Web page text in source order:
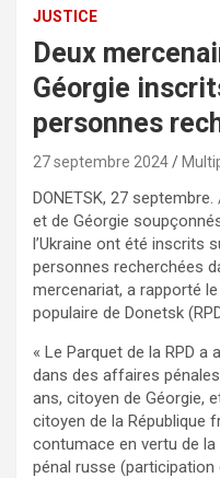
JUSTICE
Deux
Géorgie
personnes
27 septembre 2024
DONETSK, 27
et de Géorgie
l’Ukraine ont été inscrits
personnes recherchées
mercenariat, a rapporté
populaire de Donetsk
« Le Parquet de la RPD a
dans des affaires
ans, citoyen de Géorgie,
citoyen de la République
contumace en vertu de la
pénal russe (participation